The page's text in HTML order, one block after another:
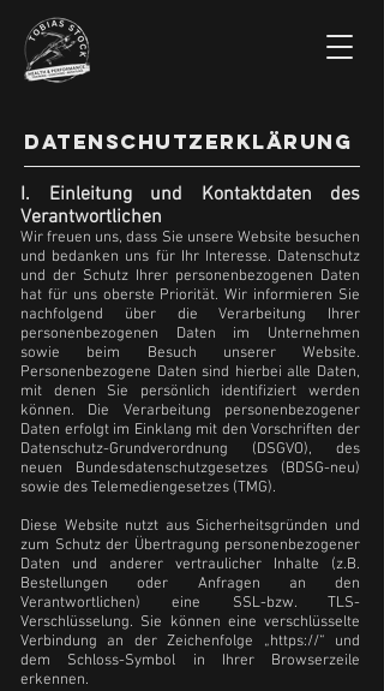
Datenschutzerklärung
I. Einleitung und Kontaktdaten des
Verantwortlichen
Wir freuen uns, dass Sie unsere Website besuchen
und bedanken uns für Ihr Interesse. Datenschutz
und der Schutz Ihrer personenbezogenen Daten
hat für uns oberste Priorität. Wir informieren Sie
nachfolgend über die Verarbeitung Ihrer
personenbezogenen Daten im Unternehmen
sowie beim Besuch unserer Website.
Personenbezogene Daten sind hierbei alle Daten,
mit denen Sie persönlich identifiziert werden
können. Die Verarbeitung personenbezogener
Daten erfolgt im Einklang mit den Vorschriften der
Datenschutz-Grundverordnung (DSGVO), des
neuen Bundesdatenschutzgesetzes (BDSG-neu)
sowie des Telemediengesetzes (TMG).
Diese Website nutzt aus Sicherheitsgründen und
zum Schutz der Übertragung personenbezogener
Daten und anderer vertraulicher Inhalte (z.B.
Bestellungen oder Anfragen an den
Verantwortlichen) eine SSL-bzw. TLS-
Verschlüsselung. Sie können eine verschlüsselte
Verbindung an der Zeichenfolge „https://“ und
dem Schloss-Symbol in Ihrer Browserzeile
erkennen.